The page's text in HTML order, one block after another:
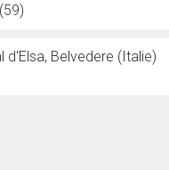
d'Elsa, Belvedere (Italie)